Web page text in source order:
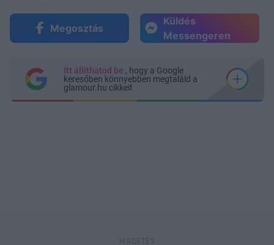
Megosztás
Küldés
Messengeren
Itt állíthatod be , hogy a Google
keresőben könnyebben megtaláld a
glamour.hu cikkeit